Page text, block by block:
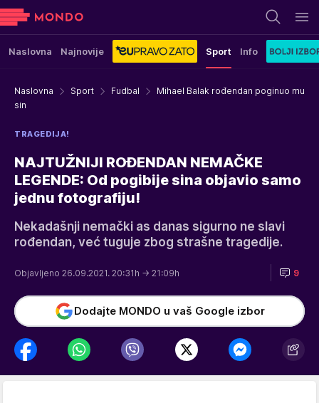
Naslovna Najnovije Sport Info
Naslovna Sport Fudbal
Mihael Balak rođendan poginuo mu
sin
TRAGEDIJA!
NAJTUŽNIJI ROĐENDAN NEMAČKE
LEGENDE: Od pogibije sina objavio samo
jednu fotografiju!
Nekadašnji nemački as danas sigurno ne slavi
rođendan, već tuguje zbog strašne tragedije.
Objavljeno 26.09.2021. 20:31h → 21:09h 9
Dodajte MONDO u vaš Google izbor